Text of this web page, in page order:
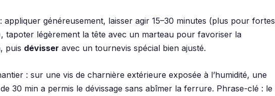
appliquer généreusement, laisser agir 15–30 minutes (plus pour fortes
tapoter légèrement la tête avec un marteau pour favoriser la
puis dévisser avec un tournevis spécial bien ajusté.
: sur une vis de charnière extérieure exposée à l’humidité, une
30 min a permis le dévissage sans abîmer la ferrure. Phrase-clé : le